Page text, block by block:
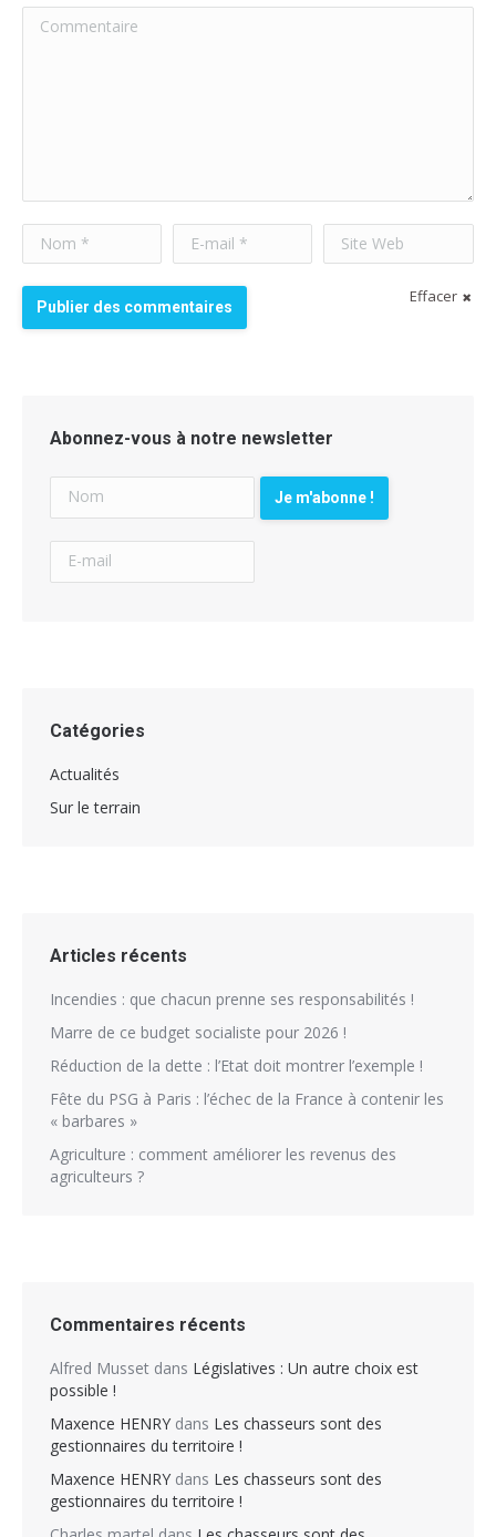
Commentaire
Nom * E-mail * Site Web
Effacer
Publier des commentaires
Abonnez-vous à notre newsletter
Catégories
Actualités
Sur le terrain
Articles récents
Incendies : que chacun prenne ses responsabilités !
Marre de ce budget socialiste pour 2026 !
Réduction de la dette : l’Etat doit montrer l’exemple !
Fête du PSG à Paris : l’échec de la France à contenir les
« barbares »
Agriculture : comment améliorer les revenus des
agriculteurs ?
Commentaires récents
Alfred Musset dans Législatives : Un autre choix est
possible !
Maxence HENRY dans Les chasseurs sont des
gestionnaires du territoire !
Maxence HENRY dans Les chasseurs sont des
gestionnaires du territoire !